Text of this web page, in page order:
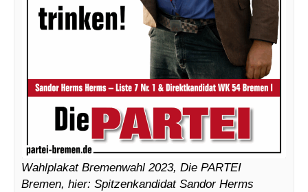
Wahlplakat Bremenwahl 2023, Die PARTEI
Bremen, hier: Spitzenkandidat Sandor Herms